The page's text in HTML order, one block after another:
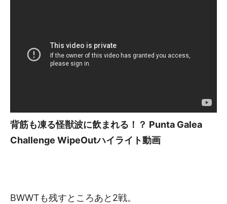
背筋も凍る怪獣波に飲まれる！？ Punta Galea
Challenge WipeOutハイライト動画
BWWTも残すところあと2戦。